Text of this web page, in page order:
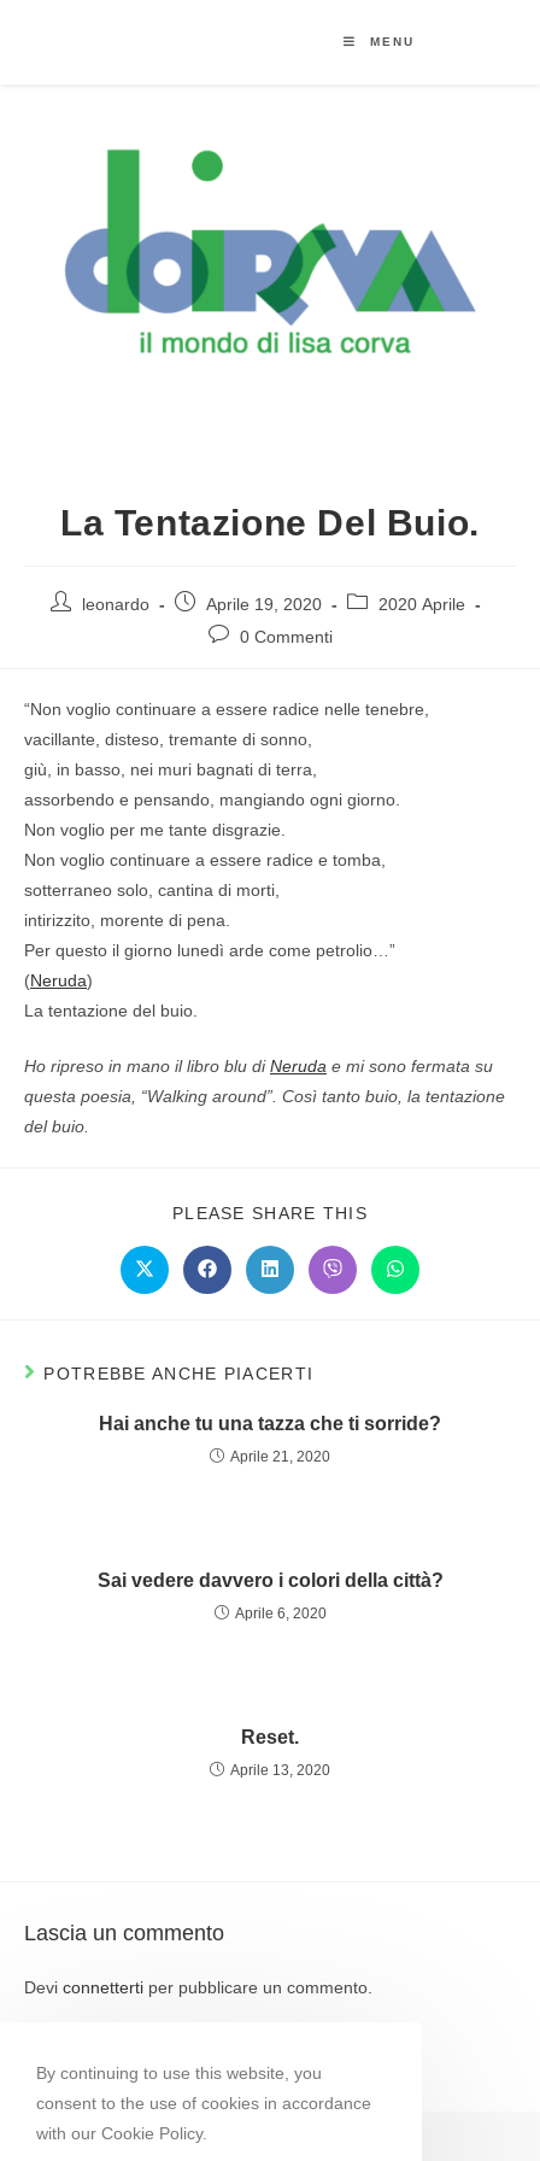
MENU
La Tentazione Del Buio.
leonardo Aprile 19, 2020
2020 Aprile
0 Commenti
“Non voglio continuare a essere radice nelle tenebre,
vacillante, disteso, tremante di sonno,
giù, in basso, nei muri bagnati di terra,
assorbendo e pensando, mangiando ogni giorno.
Non voglio per me tante disgrazie.
Non voglio continuare a essere radice e tomba,
sotterraneo solo, cantina di morti,
intirizzito, morente di pena.
Per questo il giorno lunedì arde come petrolio…”
(Neruda)
La tentazione del buio.
Ho ripreso in mano il libro blu diNeruda e mi sono fermata su
questa poesia, “Walking around”. Così tanto buio, la tentazione
del buio.
PLEASE SHARE THIS
POTREBBE ANCHE PIACERTI
Hai anche tu una tazza che ti sorride?
Aprile 21, 2020
Sai vedere davvero i colori della città?
Aprile 6, 2020
Reset.
Aprile 13, 2020
Lascia un commento
Devi connetterti per pubblicare un commento.
By continuing to use this website, you
consent to the use of cookies in accordance
with our Cookie Policy.